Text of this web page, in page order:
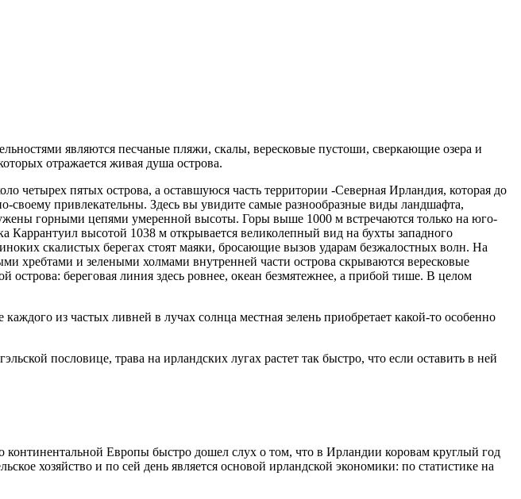
являются песчаные пляжи, скалы, вересковые пустоши, сверкающие озера и
отражается живая душа острова.
четырех пятых острова, а оставшуюся часть территории -Северная Ирландия, которая до
своему привлекательны. Здесь вы увидите самые разнообразные виды ландшафта,
горными цепями умеренной высоты. Горы выше 1000 м встречаются только на юго-
высотой 1038 м открывается великолепный вид на бухты западного
скалистых берегах стоят маяки, бросающие вызов ударам безжалостных волн. На
хребтами и зелеными холмами внутренней части острова скрываются вересковые
береговая линия здесь ровнее, океан безмятежнее, а прибой тише. В целом
из частых ливней в лучах солнца местная зелень приобретает какой-то особенно
пословице, трава на ирландских лугах растет так быстро, что если оставить в ней
Европы быстро дошел слух о том, что в Ирландии коровам круглый год
хозяйство и по сей день является основой ирландской экономики: по статистике на